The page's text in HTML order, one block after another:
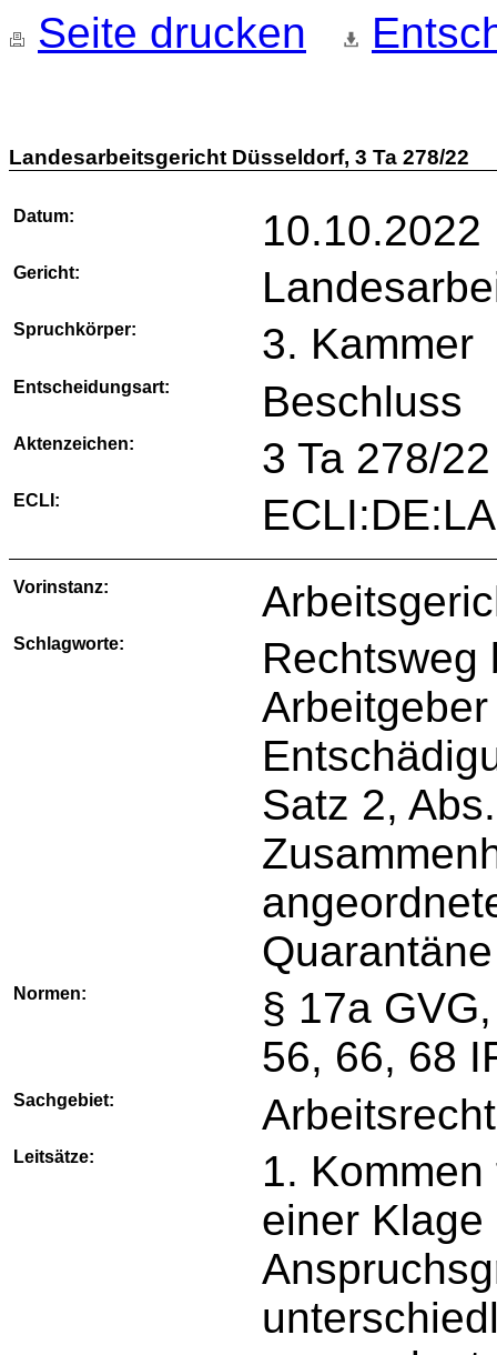
Seite drucken
Landesarbeitsgericht Düsseldorf, 3 Ta 278/22
Datum: 10.10.2022
Gericht:
Spruchkörper: 3. Kammer
Entscheidungsart: Beschluss
Aktenzeichen: 3 Ta 278/22
ECLI:
Vorinstanz:
Schlagworte:
Rechtsweg
Satz 2,
Normen:
§ 17a
56, 66, 68
Sachgebiet: Arbeitsrecht
Leitsätze:
1.
einer Klage